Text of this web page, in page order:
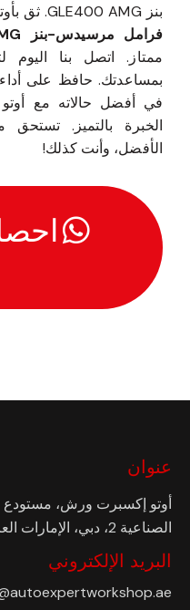
بنز GLE400 AMG. ثق بأوتو إكسبرت ورش لإصلاح
فرامل مرسيدس-بنز GLE400 AMG في دبي
ممتاز. اتصل بنا اليوم
في أفضل حالاته مع
الأفضل، وأنت كذلك!
عنوان
الصناعية 2، دبي، الإمارات العربية المتحدة
البريد الإلكتروني